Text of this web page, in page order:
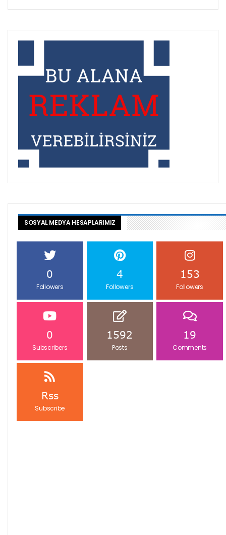
SOSYAL MEDYA HESAPLARIMIZ
0
Followers
4
Followers
153
Followers
0
Subscribers
1592
Posts
19
Comments
Rss
Subscribe